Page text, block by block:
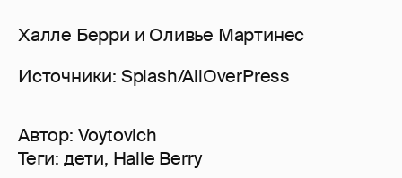
Халле Берри и Оливье Мартинес
Источники: Splash/AllOverPress
Автор: Voytovich
Теги: дети, Halle Berry